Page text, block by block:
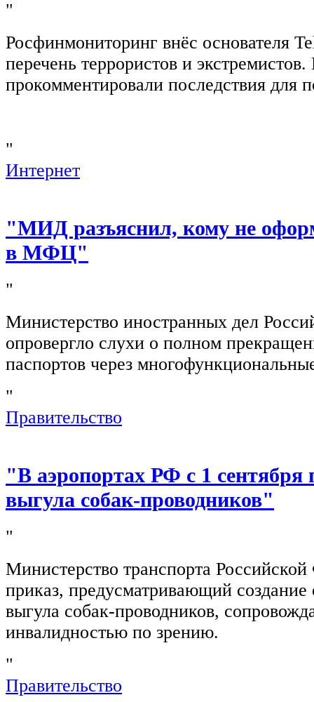
"
Росфинмониторинг внёс основателя
перечень террористов и
прокомментировали последствия для
"
Интернет
"МИД разъяснил, кому не
в МФЦ"
"
Министерство иностранных дел
опровергло слухи о полном
паспортов через
"
Правительство
"В аэропортах РФ с 1 сентября
выгула собак-проводников"
"
Министерство транспорта
приказ, предусматривающий создание
выгула собак-проводников,
инвалидностью по зрению.
"
Правительство